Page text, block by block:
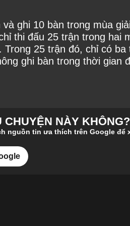
ghi 10 bàn trong mùa
thi đấu 25 trận trong hai
Trong 25 trận đó, chỉ có
ghi bàn trong thời gian
CHUYỆN NÀY KHÔNG?
nguồn tin ưa thích trên Google để